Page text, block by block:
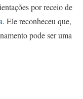
por receio de
. Ele reconheceu que,
pode ser uma